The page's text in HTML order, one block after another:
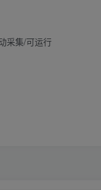
采集/可运行